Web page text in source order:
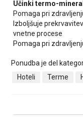
Učinki termo-
Pomaga pri
Izboljšuje
vnetne procese
Pomaga pri
Ponudba je del
Hoteli
Terme